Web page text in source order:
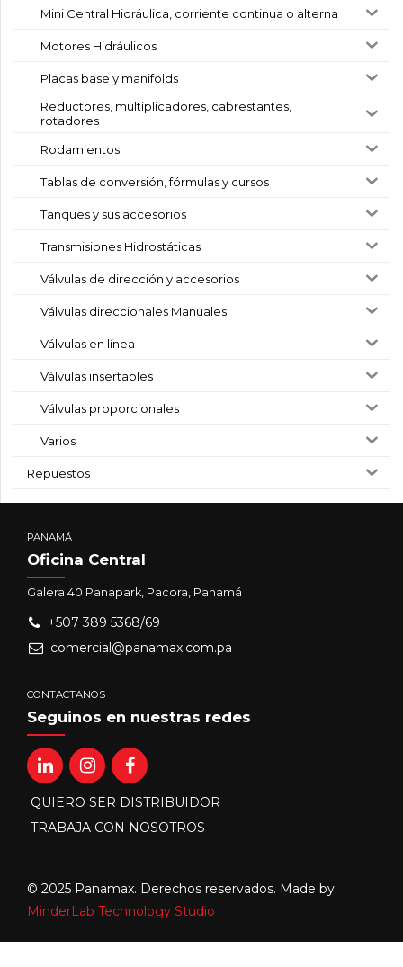
Mini Central Hidráulica, corriente continua o alterna
Motores Hidráulicos
Placas base y manifolds
Reductores, multiplicadores, cabrestantes,
rotadores
Rodamientos
Tablas de conversión, fórmulas y cursos
Tanques y sus accesorios
Transmisiones Hidrostáticas
Válvulas de dirección y accesorios
Válvulas direccionales Manuales
Válvulas en línea
Válvulas insertables
Válvulas proporcionales
Varios
Repuestos
PANAMÁ
Oficina Central
Galera 40 Panapark, Pacora, Panamá
+507 389 5368/69
comercial@panamax.com.pa
CONTACTANOS
Seguinos en nuestras redes
QUIERO SER DISTRIBUIDOR
TRABAJA CON NOSOTROS
© 2025 Panamax. Derechos reservados. Made by
MinderLab Technology Studio